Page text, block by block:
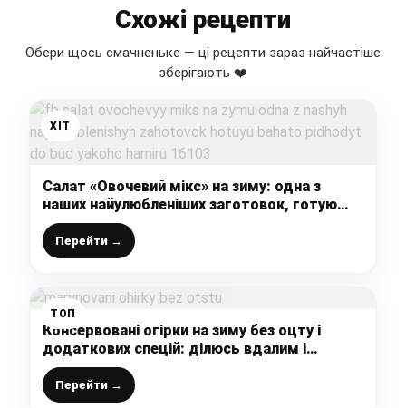
Схожі рецепти
Обери щось смачненьке — ці рецепти зараз найчастіше
зберігають ❤️
ХІТ
Салат «Овочевий мікс» на зиму: одна з
наших найулюбленіших заготовок, готую
багато, підходить до будь-якого гарніру
Перейти →
ТОП
Консервовані огірки на зиму без оцту і
додаткових спецій: ділюсь вдалим і
корисним рецептом смачної заготовки
Перейти →